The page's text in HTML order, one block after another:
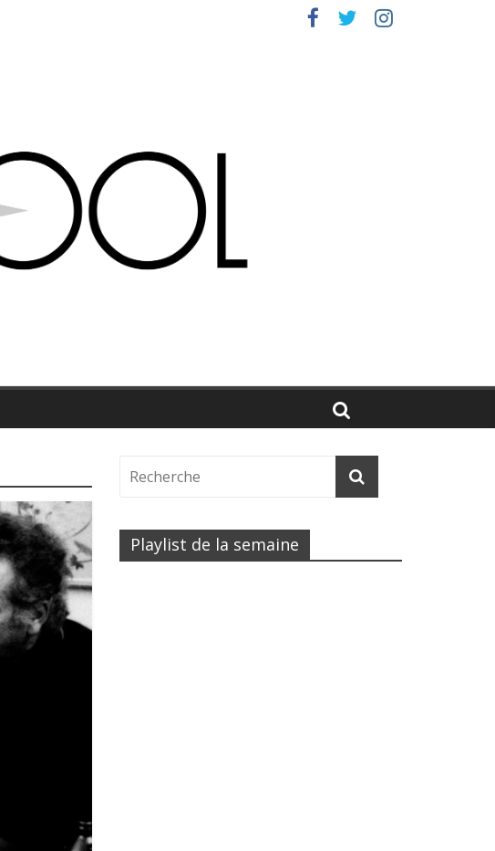
Playlist de la semaine